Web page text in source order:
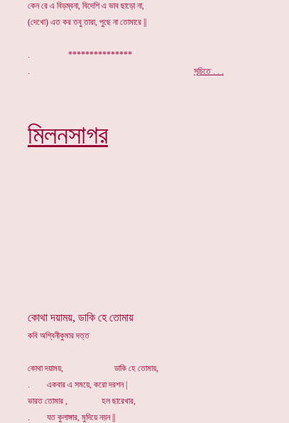
কেন রে এ বিড়ম্বনা, বিদেশি এ ভাব ছাড়ো না,
(দেখো) এত কর তবু তারা, পুছে না তোমারে ||
. ***************
. সূচিতে . . .
মিলনসাগর
কোথা দয়াময়, ডাকি হে তোমায়
কবি অশ্বিনীকুমার দত্ত
কোথা দয়াময়, ডাকি হে তোমায়,
. একবার এ সময়ে, করো দরশন |
ভারত তোমার , হল ছারেখার,
. যত কুলাঙ্গার, মুদিয়ে নয়ন ||